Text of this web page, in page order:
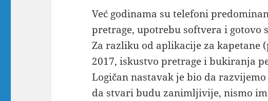
Već godinama su telefoni
pretrage, upotrebu softvera i gotovo
Za razliku od aplikacije za kapetane
2017, iskustvo pretrage i bukiranja
Logičan nastavak je bio da
da stvari budu zanimljivije, nismo